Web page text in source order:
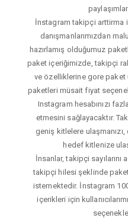
İnstagram takipçi arttirma
danışmanlarımızdan
hazırlamış olduğumuz
paket içeriğimizde, takipçi
ve özelliklerine gore paket
paketleri müsait fiyat
Instagram hesabınızı
etmesini sağlayacaktır.
geniş kitlelere
hedef kitlenize
İnsanlar, takipçi
takipçi hilesi şeklinde
istemektedir. İnstagram
içerikleri için